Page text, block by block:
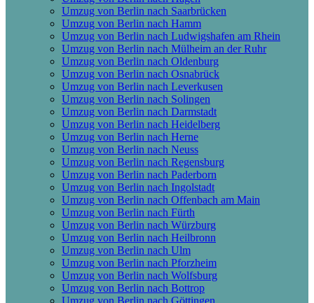
Umzug von Berlin nach Saarbrücken
Umzug von Berlin nach Hamm
Umzug von Berlin nach Ludwigshafen am Rhein
Umzug von Berlin nach Mülheim an der Ruhr
Umzug von Berlin nach Oldenburg
Umzug von Berlin nach Osnabrück
Umzug von Berlin nach Leverkusen
Umzug von Berlin nach Solingen
Umzug von Berlin nach Darmstadt
Umzug von Berlin nach Heidelberg
Umzug von Berlin nach Herne
Umzug von Berlin nach Neuss
Umzug von Berlin nach Regensburg
Umzug von Berlin nach Paderborn
Umzug von Berlin nach Ingolstadt
Umzug von Berlin nach Offenbach am Main
Umzug von Berlin nach Fürth
Umzug von Berlin nach Würzburg
Umzug von Berlin nach Heilbronn
Umzug von Berlin nach Ulm
Umzug von Berlin nach Pforzheim
Umzug von Berlin nach Wolfsburg
Umzug von Berlin nach Bottrop
Umzug von Berlin nach Göttingen